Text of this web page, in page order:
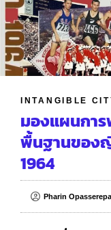
INTANGIBLE
มองแผนการ
พื้นฐานของ
1964
Pharin